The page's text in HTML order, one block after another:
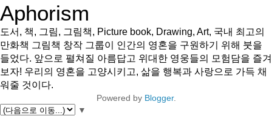
Aphorism
도서, 책, 그림, 그림책, Picture book, Drawing, Art, 국내 최고의
만화책 그림책 창작 그룹이 인간의 영혼을 구원하기 위해 붓을
들었다. 앞으로 펼쳐질 아름답고 위대한 영웅들의 모험담을 즐겨
보자! 우리의 영혼을 고양시키고, 삶을 행복과 사랑으로 가득 채
워줄 것이다.
Powered by Blogger.
▼